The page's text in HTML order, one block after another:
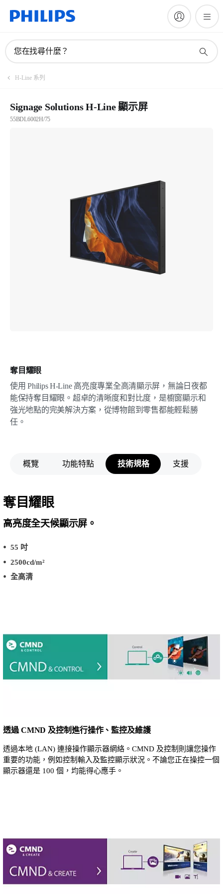
您在找尋什麼？
H-Line 系列
Signage Solutions H-Line 顯示屏
55BDL6002H/75
奪目耀眼
使用 Philips H-Line 高亮度專業全高清顯示屏，無論日夜都
能保持奪目耀眼。超卓的清晰度和對比度，是櫥窗顯示和
強光地點的完美解決方案，從博物館到零售都能輕鬆勝
任。
概覽 功能特點 技術規格 支援
奪目耀眼
高亮度全天候顯示屏。
55 吋
2500cd/m²
全高清
透過 CMND 及控制進行操作、監控及維護
透過本地 (LAN) 連接操作顯示器網絡。CMND 及控制則讓您操作
重要的功能，例如控制輸入及監控顯示狀況。不論您正在操控一個
顯示器還是 100 個，均能得心應手。